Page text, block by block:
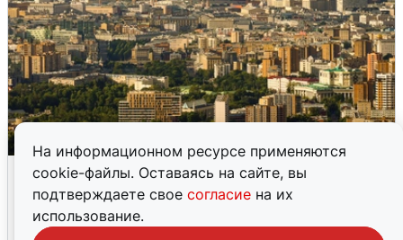
На информационном ресурсе применяются
cookie-файлы. Оставаясь на сайте, вы
подтверждаете свое согласие на их
использование.
Москвичи услышали грохот в небе:
подробности
7 августа 0